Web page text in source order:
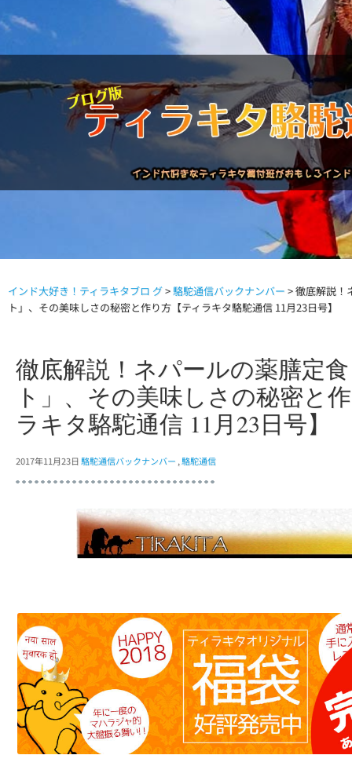
駱駝通信バックナンバー インドが大好き!! 商品につ
インド大好き！ティラキタブロ グ>駱駝通信バックナンバー >徹底解説！
ト」、その美味しさの秘密と作り方【ティラキタ駱駝通信 11月23日号】
徹底解説！ネパールの薬膳定
ト」、その美味しさの秘密と
ラキタ駱駝通信 11月23日号】
2017年11月23日駱駝通信バックナンバー ,駱駝通信